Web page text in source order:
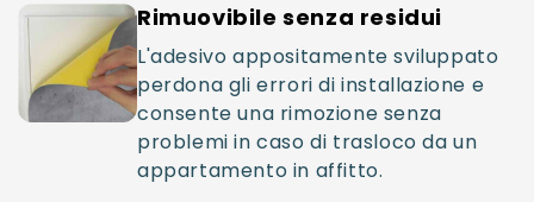
Rimuovibile senza residui
L'adesivo appositamente sviluppato
perdona gli errori di installazione e
consente una rimozione senza
problemi in caso di trasloco da un
appartamento in affitto.